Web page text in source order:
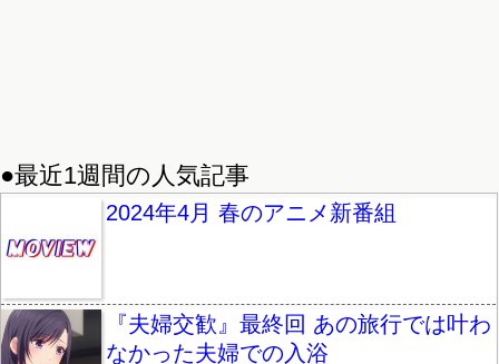
●最近1週間の人気記事
2024年4月 春のアニメ新番組
『夫婦交歓』最終回 あの旅行では叶わ
なかった夫婦での入浴